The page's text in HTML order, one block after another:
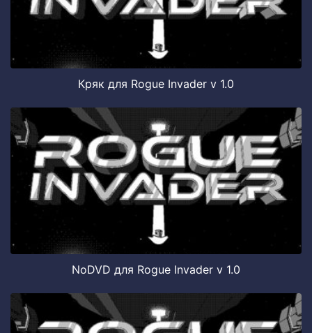
Кряк для Rogue Invader v 1.0
NoDVD для Rogue Invader v 1.0